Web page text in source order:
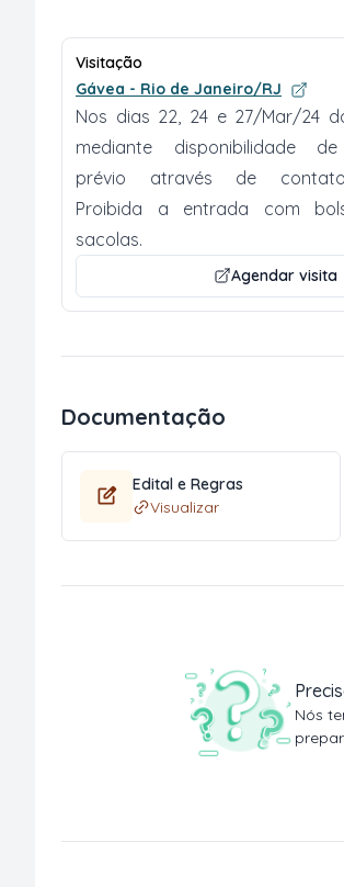
Visitação
Gávea - Rio de Janeiro/RJ
Nos dias 22, 24 e 27/Mar/24
mediante disponibilidade
prévio através de
Proibida a entrada com
sacolas.
Agendar visita
Documentação
Edital e Regras
Visualizar
Nós